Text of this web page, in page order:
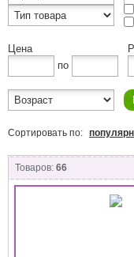
Цена
по
Сортировать по:
Товаров: 66